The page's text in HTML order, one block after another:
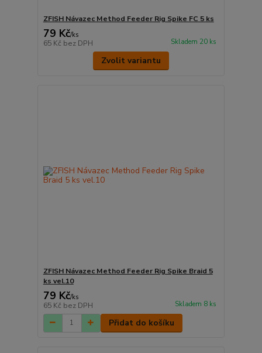
ZFISH Návazec Method Feeder Rig Spike FC 5 ks
79 Kč/ks
65 Kč bez DPH Skladem 20 ks
Zvolit variantu
ZFISH Návazec Method Feeder Rig Spike Braid 5
ks vel.10
79 Kč/ks
65 Kč bez DPH Skladem 8 ks
Přidat do košíku